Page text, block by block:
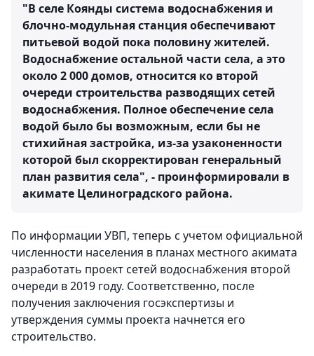
"В селе Коянды система водоснабжения и
блочно-модульная станция обеспечивают
питьевой водой пока половину жителей.
Водоснабжение остальной части села, а это
около 2 000 домов, относится ко второй
очереди строительства разводящих сетей
водоснабжения. Полное обеспечение села
водой было бы возможным, если бы не
стихийная застройка, из-за узаконенности
которой был скорректирован генеральный
план развития села", - проинформировали в
акимате Целиноградского района.
По информации УВП, теперь с учетом официальной
численности населения в планах местного акимата
разработать проект сетей водоснабжения второй
очереди в 2019 году. Соответственно, после
получения заключения госэкспертизы и
утверждения суммы проекта начнется его
строительство.